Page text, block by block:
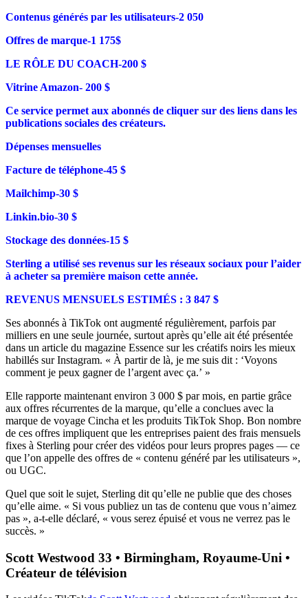
Contenus générés par les utilisateurs-2 050
Offres de marque-1 175$
LE RÔLE DU COACH-200 $
Vitrine Amazon- 200 $
Ce service permet aux abonnés de cliquer sur des liens dans les
publications sociales des créateurs.
Dépenses mensuelles
Facture de téléphone-45 $
Mailchimp-30 $
Linkin.bio-30 $
Stockage des données-15 $
Sterling a utilisé ses revenus sur les réseaux sociaux pour l’aider
à acheter sa première maison cette année.
REVENUS MENSUELS ESTIMÉS : 3 847 $
Ses abonnés à TikTok ont augmenté régulièrement, parfois par
milliers en une seule journée, surtout après qu’elle ait été présentée
dans un article du magazine Essence sur les créatifs noirs les mieux
habillés sur Instagram. « À partir de là, je me suis dit : ‘Voyons
comment je peux gagner de l’argent avec ça.’ »
Elle rapporte maintenant environ 3 000 $ par mois, en partie grâce
aux offres récurrentes de la marque, qu’elle a conclues avec la
marque de voyage Cincha et les produits TikTok Shop. Bon nombre
de ces offres impliquent que les entreprises paient des frais mensuels
fixes à Sterling pour créer des vidéos pour leurs propres pages — ce
que l’on appelle des offres de « contenu généré par les utilisateurs »,
ou UGC.
Quel que soit le sujet, Sterling dit qu’elle ne publie que des choses
qu’elle aime. « Si vous publiez un tas de contenu que vous n’aimez
pas », a-t-elle déclaré, « vous serez épuisé et vous ne verrez pas le
succès. »
Scott Westwood 33 • Birmingham, Royaume-Uni •
Créateur de télévision